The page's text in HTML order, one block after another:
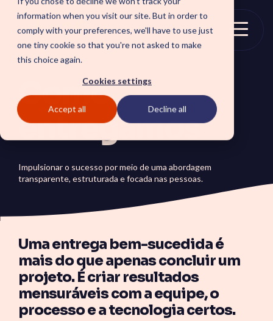
information when you visit our site. But in order to
comply with your preferences, we'll have to use just
one tiny cookie so that you're not asked to make
this choice again.
Cookies settings
Accept all Decline all
Skip
the
main
content.
Menu
SOLUTIONS
SmartForward AI
com um blueprint claro
para workflows, agentes
de IA e estratégia de IA na
Serviços de gestão de
estabilidade e inovação
contínua na plataforma.
ServiceOps
SmartPath
Inicie sua jornada com
ServiceNow aqui e
construa a base para uma
TI autônoma.
CSM SmartPath
CRM orientado a serviços
e autônomo, com foco em
automação, insights e
satisfação do cliente.
Employee
productivity and platform
perception with a
streamlined employee
center experience.
Otimize seus custos de
licenças ServiceNow por
meio do monitoramento
Como
entregamos
Impulsionar o sucesso por meio de uma abordagem
transparente, estruturada e focada nas pessoas.
Uma entrega bem-sucedida é
mais do que apenas concluir um
projeto. É criar resultados
mensuráveis com a equipe, o
processo e a tecnologia certos.